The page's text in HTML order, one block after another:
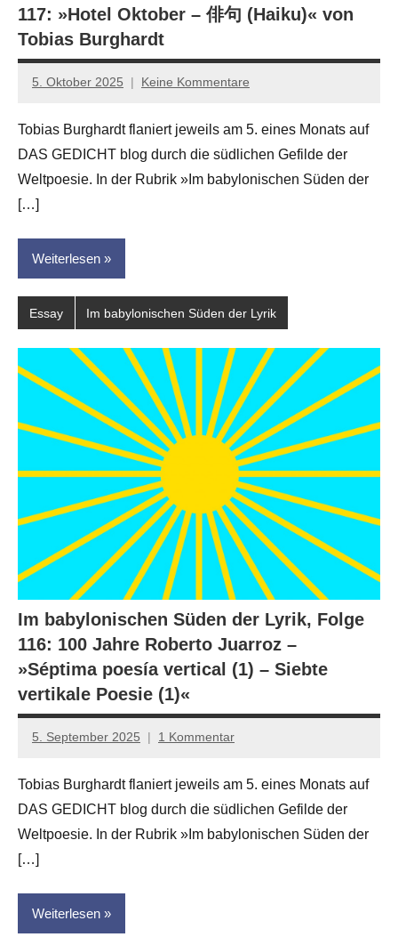
117: »Hotel Oktober – 俳句 (Haiku)« von
Tobias Burghardt
5. Oktober 2025
Jan-
Hornauer
für
dasgedichtblog
Keine Kommentare
Tobias Burghardt flaniert jeweils am 5. eines Monats auf
DAS GEDICHT blog durch die südlichen Gefilde der
Weltpoesie. In der Rubrik »Im babylonischen Süden der
[…]
Weiterlesen
Essay Im babylonischen Süden der Lyrik
Im babylonischen Süden der Lyrik, Folge
116: 100 Jahre Roberto Juarroz –
»Séptima poesía vertical (1) – Siebte
vertikale Poesie (1)«
5. September 2025
Jan-
Hornauer
für
dasgedichtblog
1 Kommentar
Tobias Burghardt flaniert jeweils am 5. eines Monats auf
DAS GEDICHT blog durch die südlichen Gefilde der
Weltpoesie. In der Rubrik »Im babylonischen Süden der
[…]
Weiterlesen